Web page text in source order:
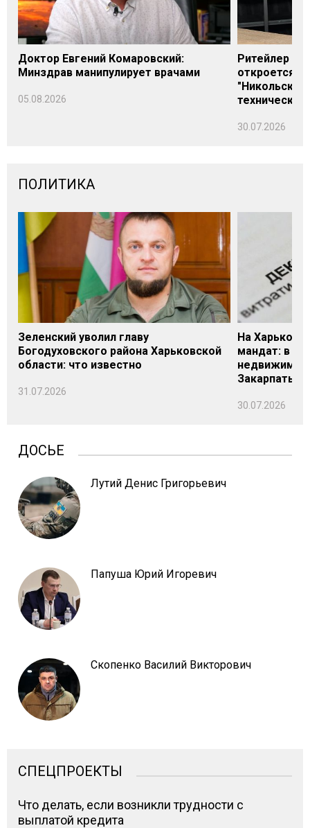
Доктор Евгений Комаровский:
Минздрав манипулирует врачами
05.08.2026
Ритейлер
откроется
технических
30.07.2026
ПОЛИТИКА
Зеленский уволил главу
Богодуховского района Харьковской
области: что известно
31.07.2026
На
мандат: в
Закарпатье
30.07.2026
ДОСЬЕ
Лутий Денис Григорьевич
Папуша Юрий Игоревич
Скопенко Василий Викторович
СПЕЦПРОЕКТЫ
Что делать, если возникли трудности с
выплатой кредита